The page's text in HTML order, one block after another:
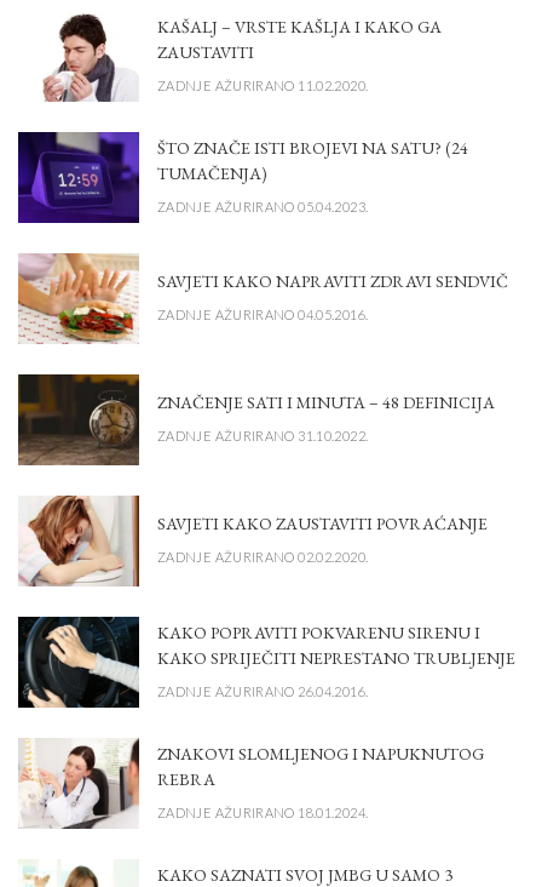
KAŠALJ – VRSTE KAŠLJA I KAKO GA
ZAUSTAVITI
ZADNJE AŽURIRANO 11.02.2020.
ŠTO ZNAČE ISTI BROJEVI NA SATU? (24
TUMAČENJA)
ZADNJE AŽURIRANO 05.04.2023.
SAVJETI KAKO NAPRAVITI ZDRAVI SENDVIČ
ZADNJE AŽURIRANO 04.05.2016.
ZNAČENJE SATI I MINUTA – 48 DEFINICIJA
ZADNJE AŽURIRANO 31.10.2022.
SAVJETI KAKO ZAUSTAVITI POVRAĆANJE
ZADNJE AŽURIRANO 02.02.2020.
KAKO POPRAVITI POKVARENU SIRENU I
KAKO SPRIJEČITI NEPRESTANO TRUBLJENJE
ZADNJE AŽURIRANO 26.04.2016.
ZNAKOVI SLOMLJENOG I NAPUKNUTOG
REBRA
ZADNJE AŽURIRANO 18.01.2024.
KAKO SAZNATI SVOJ JMBG U SAMO 3